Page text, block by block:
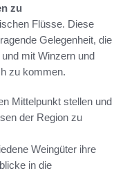
zu
Flüsse. Diese
Gelegenheit, die
mit Winzern und
zu kommen.
Mittelpunkt stellen und
der Region zu
Weingüter ihre
in die